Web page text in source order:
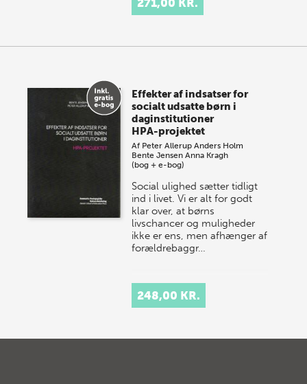
Effekter af indsatser for
socialt udsatte børn i
daginstitutioner
HPA-projektet
Af Peter Allerup Anders Holm
Bente Jensen Anna Kragh
(bog + e-bog)
Social ulighed sætter tidligt
ind i livet. Vi er alt for godt
klar over, at børns
livschancer og muligheder
ikke er ens, men afhænger af
forældrebaggr…
248,00 KR.